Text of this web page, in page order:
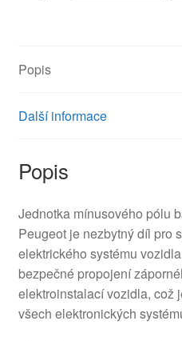
Popis
Další informace
Popis
Jednotka mínusového pólu
Peugeot je nezbytný díl pro
elektrického systému
bezpečné propojení
elektroinstalací vozidla, což
všech elektronických